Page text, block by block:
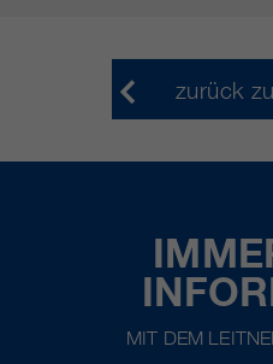
zurück
MIT DEM